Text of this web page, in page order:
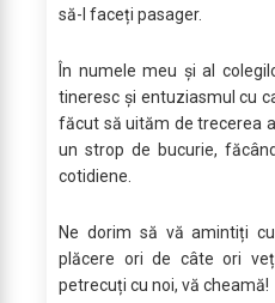
să-l faceți pasager.
În numele meu și al
tineresc și entuziasmul cu
făcut să uităm de trecerea
un strop de bucurie,
cotidiene.
Ne dorim să vă amintiți
plăcere ori de câte ori
petrecuți cu noi, vă cheamă!